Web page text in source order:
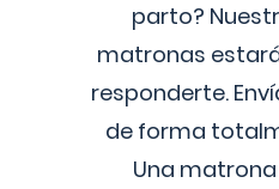
parto?
matronas
responderte.
de forma
Una